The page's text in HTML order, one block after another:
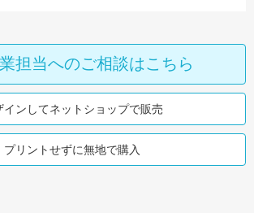
担当へのご相談はこちら
インしてネットショップで販売
プリントせずに無地で購入